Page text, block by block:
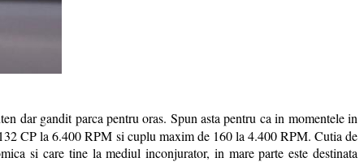
dar gandit parca pentru oras. Spun asta pentru ca in momentele in
CP la 6.400 RPM si cuplu maxim de 160 la 4.400 RPM. Cutia de
si care tine la mediul inconjurator, in mare parte este destinata